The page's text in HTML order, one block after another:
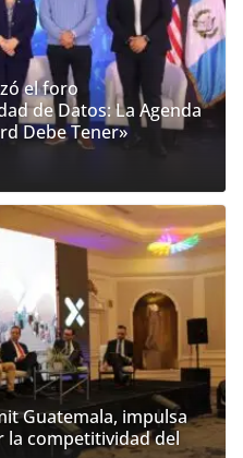
el foro
de Datos: La Agenda
Debe Tener»
Guatemala, impulsa
la competitividad del